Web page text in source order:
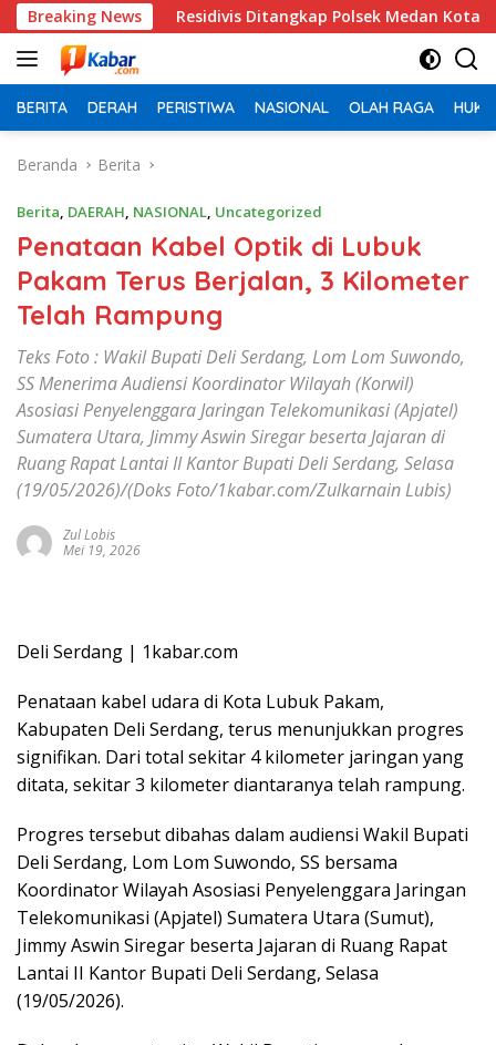
Langsung
ke
konten
Breaking News
Residivis Ditangkap Polsek Medan Kota, Bobol Salon
BERITA DERAH PERISTIWA NASIONAL OLAH RAGA
Beranda Berita
Berita, DAERAH, NASIONAL, Uncategorized
Penataan Kabel Optik di Lubuk
Pakam Terus Berjalan, 3 Kilometer
Telah Rampung
Teks Foto : Wakil Bupati Deli Serdang, Lom Lom Suwondo,
SS Menerima Audiensi Koordinator Wilayah (Korwil)
Asosiasi Penyelenggara Jaringan Telekomunikasi (Apjatel)
Sumatera Utara, Jimmy Aswin Siregar beserta Jajaran di
Ruang Rapat Lantai II Kantor Bupati Deli Serdang, Selasa
(19/05/2026)/(Doks Foto/1kabar.com/Zulkarnain Lubis)
Zul Lobis
Mei 19, 2026
Deli Serdang | 1kabar.com
Penataan kabel udara di Kota Lubuk Pakam,
Kabupaten Deli Serdang, terus menunjukkan progres
signifikan. Dari total sekitar 4 kilometer jaringan yang
ditata, sekitar 3 kilometer diantaranya telah rampung.
Progres tersebut dibahas dalam audiensi Wakil Bupati
Deli Serdang, Lom Lom Suwondo, SS bersama
Koordinator Wilayah Asosiasi Penyelenggara Jaringan
Telekomunikasi (Apjatel) Sumatera Utara (Sumut),
Jimmy Aswin Siregar beserta Jajaran di Ruang Rapat
Lantai II Kantor Bupati Deli Serdang, Selasa
(19/05/2026).